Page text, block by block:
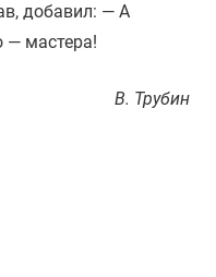
добавил: — А
— мастера!
В. Трубин